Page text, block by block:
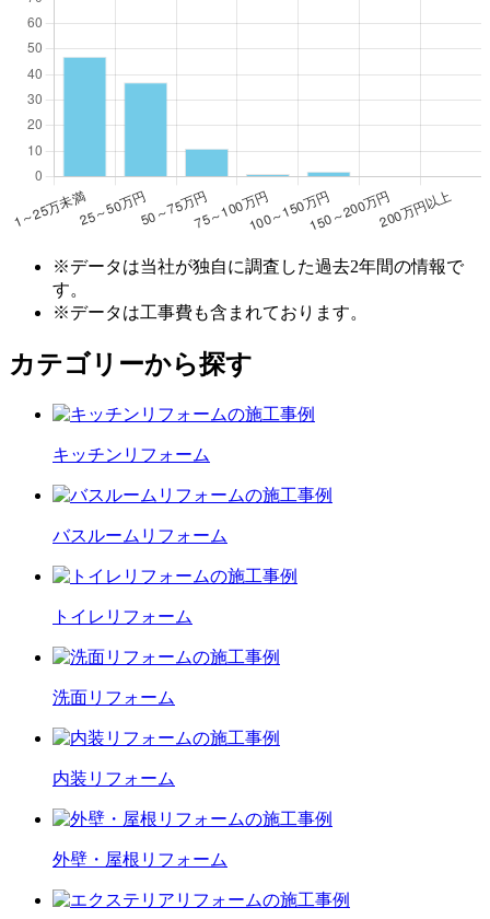
※データは当社が独自に調査した過去2年間の情報で
す。
※データは工事費も含まれております。
カテゴリーから探す
キッチン リフォーム
バスルーム リフォーム
トイレ リフォーム
洗面リフォーム
内装 リフォーム
外壁・屋根 リフォーム